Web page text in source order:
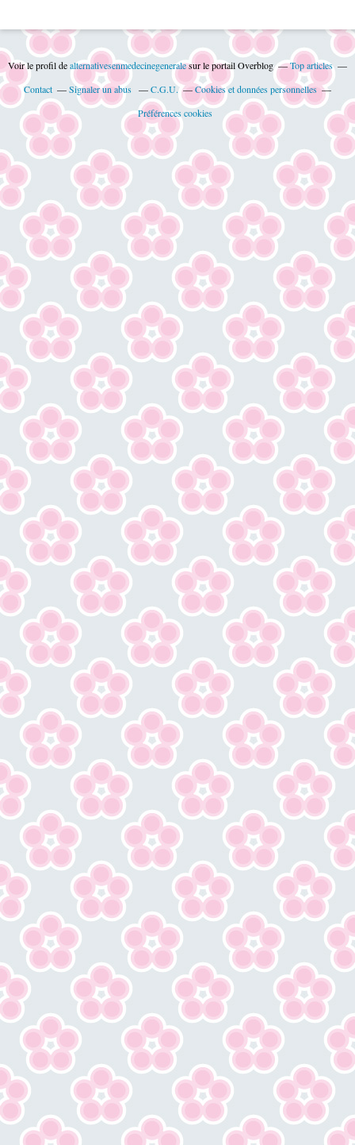
Voir le profil dealternativesenmedecinegeneralesur le portail Overblog
Top articles
Contact
Signaler un abus C.G.U.
Cookies et données personnelles
Préférences cookies